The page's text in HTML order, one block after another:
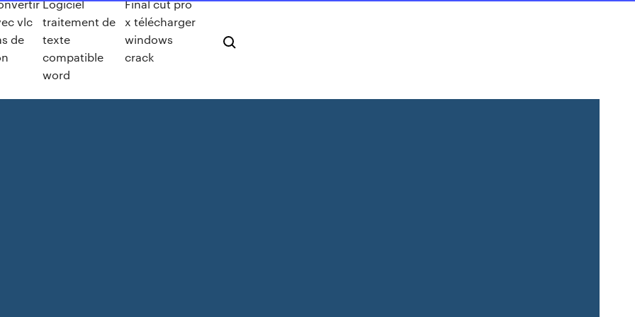
vlc
de
Logiciel
traitement de
texte
compatible
word
Final cut pro
x télécharger
windows
crack